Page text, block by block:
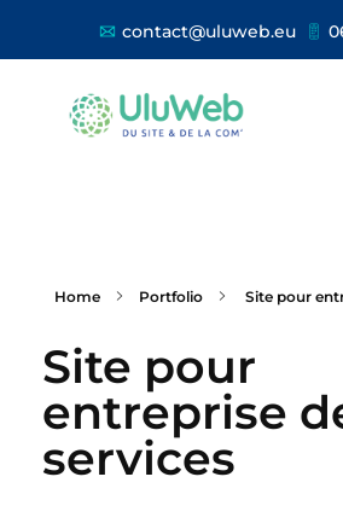
contact@uluweb.eu
Home Portfolio Site pour
Site pour
entreprise
services